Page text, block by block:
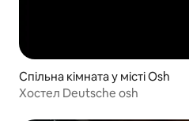
Спільна кімната у місті Osh
Хостел Deutsche osh